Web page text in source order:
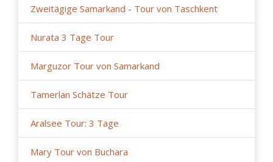
Zweitägige Samarkand - Tour von Taschkent
Nurata 3 Tage Tour
Marguzor Tour von Samarkand
Tamerlan Schätze Tour
Aralsee Tour: 3 Tage
Mary Tour von Buchara